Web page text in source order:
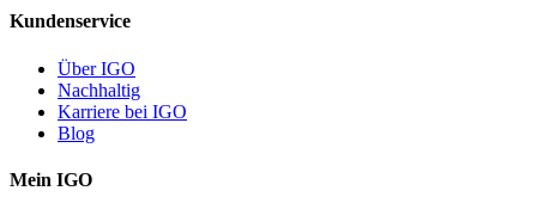
Kundenservice
Über IGO
Nachhaltig
Karriere bei IGO
Blog
Mein IGO